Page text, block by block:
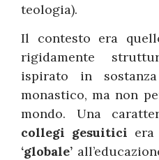
teologia).
Il contesto era
rigidamente
ispirato in
monastico, ma non
mondo. Una
collegi gesuitici
‘globale’